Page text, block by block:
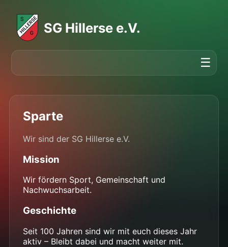
SG Hillerse e.V.
☰
Sparte
Wir sind der SG Hillerse e.V.
Mission
Wir fördern Sport, Gemeinschaft und
Nachwuchsarbeit.
Geschichte
Seit 100 Jahren sind wir mit euch dieses Jahr
aktiv – Bleibt dabei und macht weiter mit.